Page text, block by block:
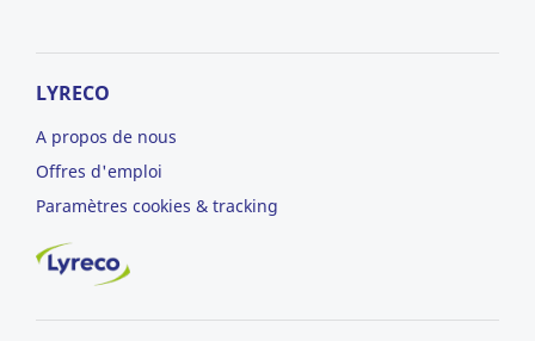
LYRECO
A propos de nous
Offres d'emploi
Paramètres cookies & tracking